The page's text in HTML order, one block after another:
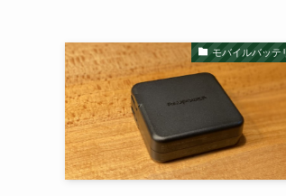
モバイルバッテ